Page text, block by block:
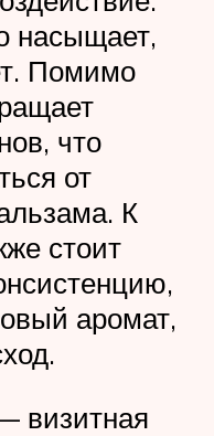
насыщает,
Помимо
что
от
К
стоит
аромат,
визитная